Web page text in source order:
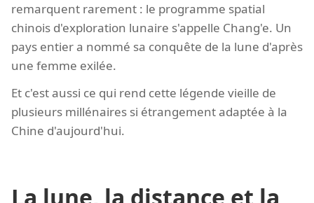
remarquent rarement : le programme spatial
chinois d'exploration lunaire s'appelle Chang'e. Un
pays entier a nommé sa conquête de la lune d'après
une femme exilée.
Et c'est aussi ce qui rend cette légende vieille de
plusieurs millénaires si étrangement adaptée à la
Chine d'aujourd'hui.